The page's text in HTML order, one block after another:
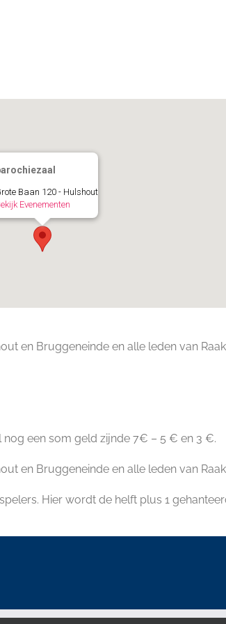
Baan 120 - Hulshout
Evenementen
en Bruggeneinde en alle leden van
een som geld zijnde 7€ – 5 € en 3 €.
en Bruggeneinde en alle leden van
Hier wordt de helft plus 1